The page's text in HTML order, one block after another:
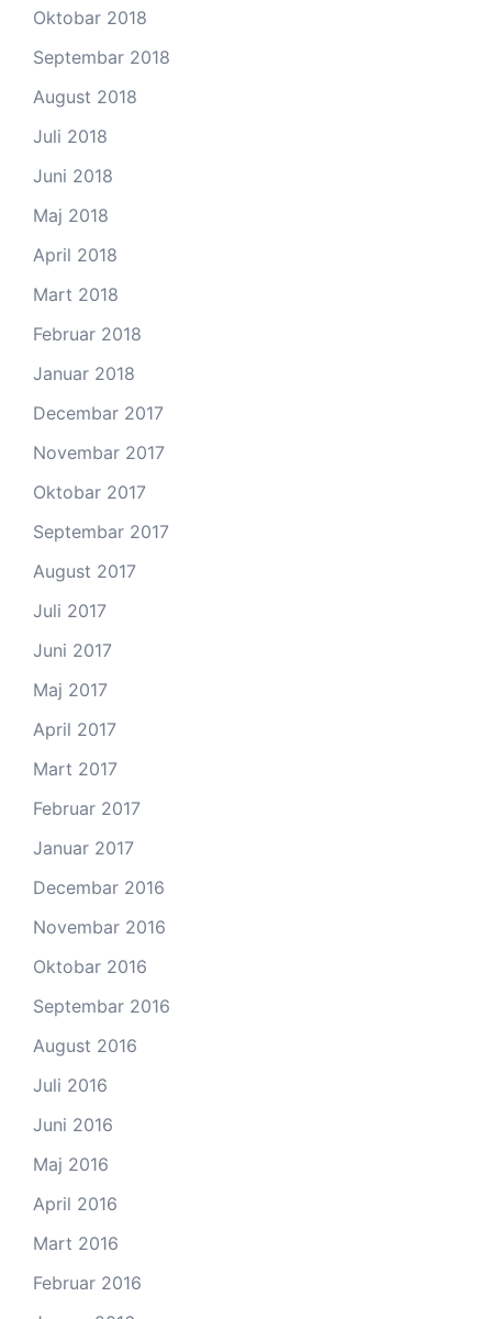
Oktobar 2018
Septembar 2018
August 2018
Juli 2018
Juni 2018
Maj 2018
April 2018
Mart 2018
Februar 2018
Januar 2018
Decembar 2017
Novembar 2017
Oktobar 2017
Septembar 2017
August 2017
Juli 2017
Juni 2017
Maj 2017
April 2017
Mart 2017
Februar 2017
Januar 2017
Decembar 2016
Novembar 2016
Oktobar 2016
Septembar 2016
August 2016
Juli 2016
Juni 2016
Maj 2016
April 2016
Mart 2016
Februar 2016